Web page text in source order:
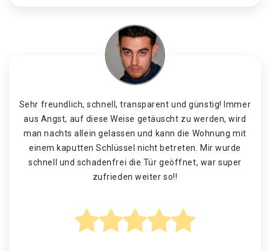
Sehr freundlich, schnell, transparent und günstig! Immer
aus Angst, auf diese Weise getäuscht zu werden, wird
man nachts allein gelassen und kann die Wohnung mit
einem kaputten Schlüssel nicht betreten. Mir wurde
schnell und schadenfrei die Tür geöffnet, war super
zufrieden weiter so!!